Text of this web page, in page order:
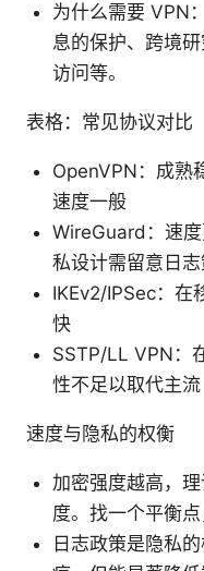
为什么需要 VPN
息的保护、跨境
访问等。
表格：常见协议对比
OpenVPN：成熟
速度一般
WireGuard：速
私设计需留意日
IKEv2/IPSec：在
快
SSTP/LL VPN：
性不足以取代主流
速度与隐私的权衡
加密强度越高，
度。找一个平衡点
日志政策是隐私